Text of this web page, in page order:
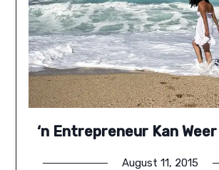
‘n Entrepreneur Kan
August 11, 2015